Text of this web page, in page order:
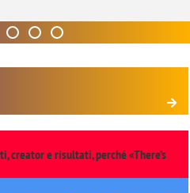
creator e risultati, perché «There’s